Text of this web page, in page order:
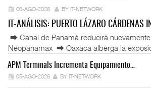
06-AGO-2026 BY IT-NETWORK
IT-ANÁLISIS: PUERTO LÁZARO CÁRDENAS
⮕ Canal de Panamá reducirá
Neopanamax ⮕ Oaxaca alberga la
APM Terminals Incrementa Equipamiento…
05-AGO-2026 BY IT-NETWORK